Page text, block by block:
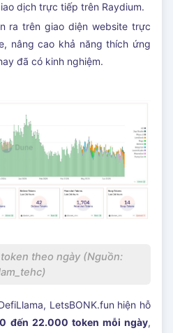
dịch trực tiếp trên Raydium.
ra trên giao diện website trực
nâng cao khả năng thích ứng
đã có kinh nghiệm.
theo ngày (Nguồn:
LetsBONK.fun hiện hỗ
đến 22.000 token mỗi ngày,